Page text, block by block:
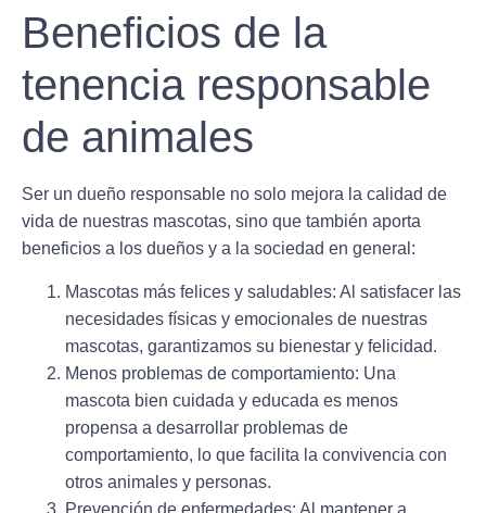
Beneficios de la
tenencia responsable
de animales
Ser un dueño responsable no solo mejora la calidad de
vida de nuestras mascotas, sino que también aporta
beneficios a los dueños y a la sociedad en general:
Mascotas más felices y saludables: Al satisfacer las
necesidades físicas y emocionales de nuestras
mascotas, garantizamos su bienestar y felicidad.
Menos problemas de comportamiento: Una
mascota bien cuidada y educada es menos
propensa a desarrollar problemas de
comportamiento, lo que facilita la convivencia con
otros animales y personas.
Prevención de enfermedades: Al mantener a